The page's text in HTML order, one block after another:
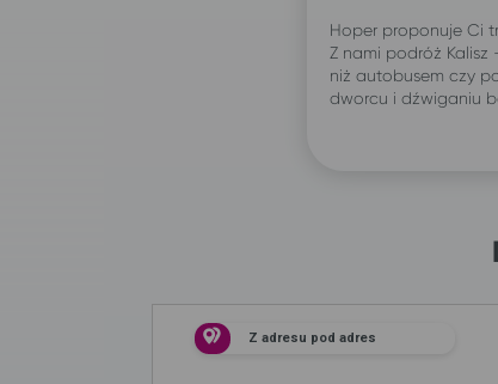
Hoper proponuje Ci
Z nami podróż
niż autobusem czy
dworcu i dźwiganiu
Z adresu pod adres